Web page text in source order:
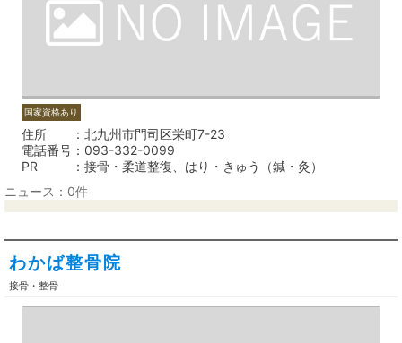
国家資格あり
住所
北九州市門司区栄町7-23
電話番号
093-332-0099
PR
接骨・柔道整復、はり・きゅう（鍼・灸）
ニュース：0件
わかば整骨院
接骨・整骨